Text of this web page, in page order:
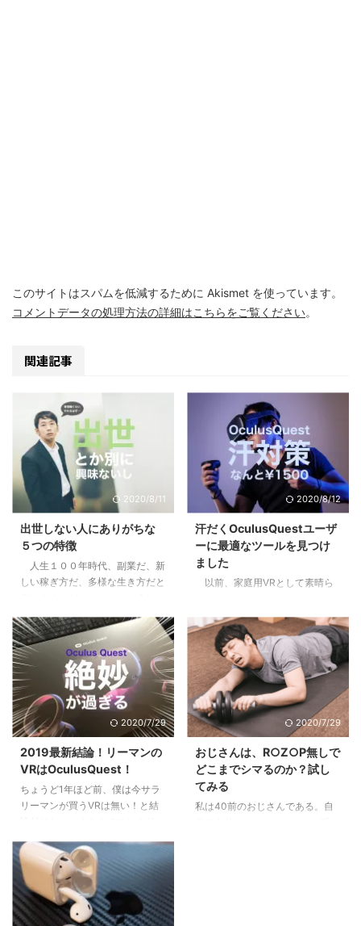
このサイトはスパムを低減するために Akismet を使っています。
コメントデータの処理方法の詳細はこちらをご覧ください。
関連記事
2020/8/11
出世しない人にありがちな
５つの特徴
人生１００年時代、副業だ、新
しい稼ぎ方だ、多様な生き方だと
少は出世をしていきたいじゃない
かと思っている方に、少しでも参
考になればと思います。 目次1
下記に当てはまる場合は出世から
遠ざかっている1.1 他の社員より
研修を受けていない＝あなたの期
待値が下がっている1.2 仕事の内
ずっとそれをやっていてくれ1.3
気にかけてくれる上役、上司がい
ない＝上がるエンジンがない2 そ
んな自分がこんな傾向に陥ってい
2020/8/12
汗だくOculusQuestユーザ
ーに最適なツールを見つけ
ました
以前、家庭用VRとして素晴ら
が、皆様使っていらっしゃいます
でしょうか。このQculusQuestは
フィットネス機器として最高だと
いう話をさせていただきました
が、どうしても汗をかいたときの
VR機器への悪影響が心配でし
た。ところがついに素晴らしい商
品を見つけたので紹介します！
ス機器としての威力 2 難点は汗と
ヘッドセットの相性の悪さ3
SHEAWA Oculus quest アイマス
ク4 ついでに没入感を高めてくれ
2020/7/29
2019最新結論！リーマンの
VRはOculusQuest！
ちょうど1年ほど前、僕は今サラ
リーマンが買うVRは無い！と結
ているところ大変申し訳ないので
すが、結論変更です！！ 僕は悪
くない笑 悪いのは技術革新のス
ピードです！ 目次1 去年言ってい
たのはまだ買うのは早いというこ
2020/7/29
おじさんは、R○Z○P無しで
どこまでシマるのか？試し
てみる
私は40前のおじさんである。自